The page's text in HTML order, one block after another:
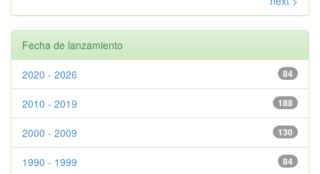
Fecha de lanzamiento
84
2020 - 2026
188
2010 - 2019
130
2000 - 2009
84
1990 - 1999